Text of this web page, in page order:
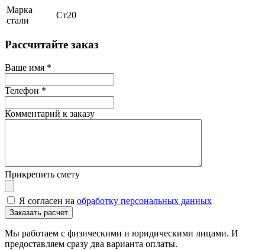
Марка
стали
Ст20
Рассчитайте заказ
Ваше имя *
Телефон *
Комментарий к заказу
Прикрепить смету
Я согласен на обработку персональных данных
Мы работаем с физическими и юридическими лицами. И
предоставляем сразу два варианта оплаты.